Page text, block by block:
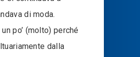
di moda.
po’ (molto) perché
dalla